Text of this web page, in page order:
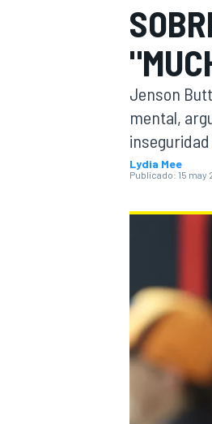
FÓRMULA E
NASCAR
MÁS
Jenson
mental,
Lydia Mee
Publicado: 15 may